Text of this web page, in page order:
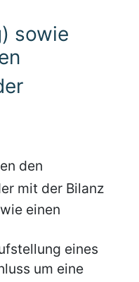
sowie
den
mit der Bilanz
einen
eines
um eine